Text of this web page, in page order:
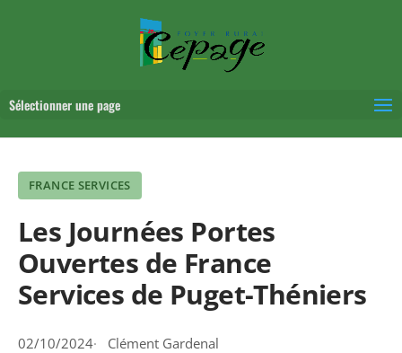
Sélectionner une page
FRANCE SERVICES
Les Journées Portes
Ouvertes de France
Services de Puget-Théniers
02/10/2024 Clément Gardenal